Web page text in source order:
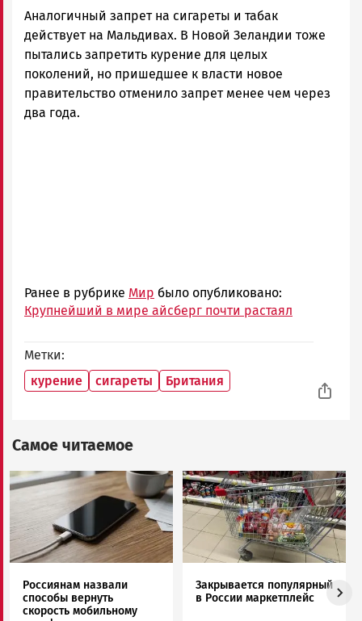
Аналогичный запрет на сигареты и табак
действует на Мальдивах. В Новой Зеландии тоже
пытались запретить курение для целых
поколений, но пришедшее к власти новое
правительство отменило запрет менее чем через
два года.
Ранее в рубрике Мир было опубликовано:
Крупнейший в мире айсберг почти растаял
Метки
курение
сигареты Британия
Самое читаемое
Image
Россиянам назвали
способы вернуть
скорость мобильному
Image
Закрывается популярный
в России маркетплейс